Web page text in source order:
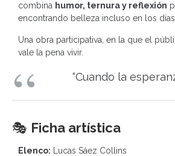
combina humor, ternura y reflexión
encontrando belleza incluso en los
Una obra participativa, en la que el
vale la pena vivir.
“Cuando la
🎭 Ficha artística
Elenco: Lucas Sáez Collins